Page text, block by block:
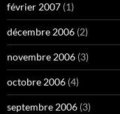
février 2007 (1)
décembre 2006 (2)
novembre 2006 (3)
octobre 2006 (4)
septembre 2006 (3)